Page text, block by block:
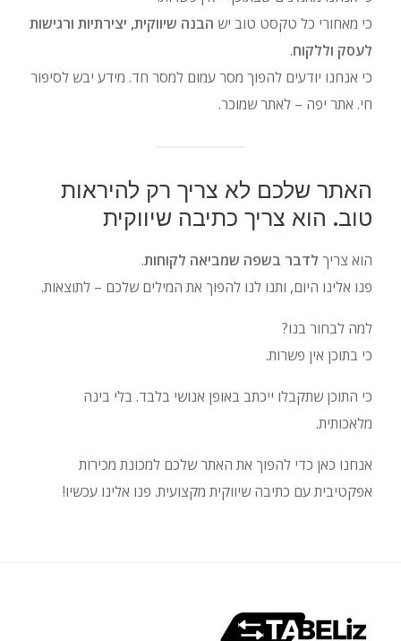
כי מאחורי כל טקסט טוב יש הבנה שיווקית, יצירתיות ורגישות
לעסק וללקוח.
כי אנחנו יודעים להפוך מסר עמום למסר חד. מידע יבש לסיפור
חי. אתר יפה – לאתר שמוכר.
האתר שלכם לא צריך רק להיראות
טוב. הוא צריך כתיבה שיווקית
הוא צריך לדבר בשפה שמביאה לקוחות.
פנו אלינו היום, ותנו לנו להפוך את המילים שלכם – לתוצאות.
למה לבחור בנו?
כי בתוכן אין פשרות.
כי התוכן שתקבלו ייכתב באופן אנושי בלבד. בלי בינה
מלאכותית.
אנחנו כאן כדי להפוך את האתר שלכם למכונת מכירות
אפקטיבית עם כתיבה שיווקית מקצועית. פנו אלינו עכשיו!